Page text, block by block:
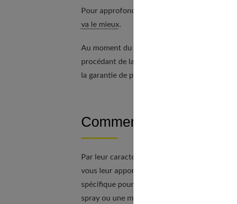
Pour approfondir ce point, consultez notre
va le mieux.
Au moment du séchage,
procédant de la sorte, vous avez plus de
la garantie de porter une jolie crinière pleine
Comment prendre soin
Par leur caractéristique,
vous leur apportez. Ils nécessitent,
spécifique pour révéler leur volume et leur
spray ou une mousse coiffante pour